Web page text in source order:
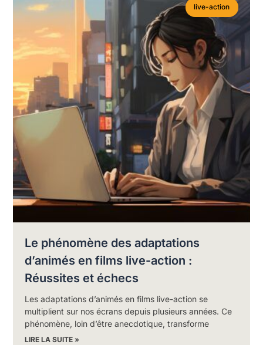
live-action
Le phénomène des adaptations
d’animés en films live-action :
Réussites et échecs
Les adaptations d’animés en films live-action se
multiplient sur nos écrans depuis plusieurs années. Ce
phénomène, loin d’être anecdotique, transforme
LIRE LA SUITE »